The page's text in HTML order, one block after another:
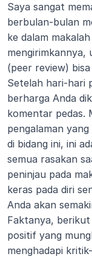
Saya sangat
berbulan-bulan
ke dalam
mengirimkannya,
(peer review)
Setelah hari-hari
berharga Anda
komentar pedas.
pengalaman
di bidang ini, ini
semua rasakan
peninjau pada
keras pada diri
Anda akan
Faktanya,
positif yang
menghadapi